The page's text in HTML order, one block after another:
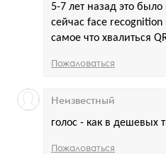
5-7 лет назад это было
сейчас face recognition
самое что хвалиться
Пожаловаться
голос - как в дешевых
Неизвестный
Пожаловаться